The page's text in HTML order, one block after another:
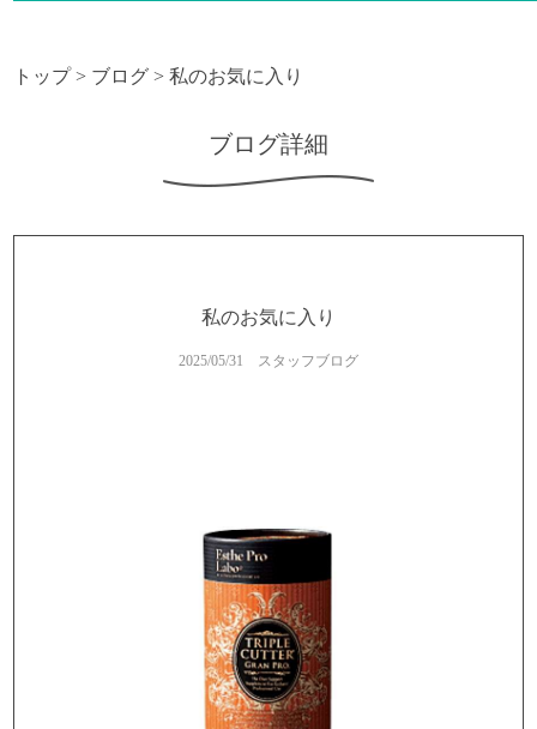
トップ> ブログ >私のお気に入り
ブログ詳細
私のお気に入り
2025/05/31 スタッフブログ